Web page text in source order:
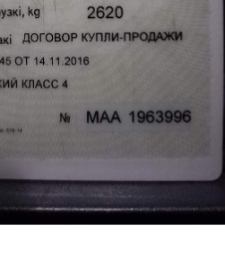
соглашением интернет-
с обработкой информации о
данных, а также их
в соответствии с ним.
и
сведений, указанных в